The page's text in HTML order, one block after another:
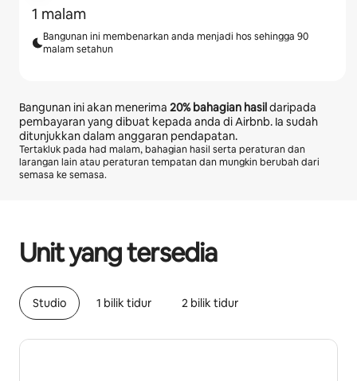
1 malam
Bangunan ini membenarkan anda menjadi hos sehingga 90
malam setahun
Bangunan ini akan menerima 20%bahagian hasildaripada
pembayaran yang dibuat kepada anda di Airbnb. Ia sudah
ditunjukkan dalam anggaran pendapatan.
Tertakluk pada had malam, bahagian hasil serta peraturan dan
larangan lain atau peraturan tempatan dan mungkin berubah dari
semasa ke semasa.
Unit yang tersedia
Studio 1 bilik tidur 2 bilik tidur